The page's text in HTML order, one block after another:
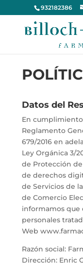
932182386
Datos del
En
Reglamento
679/2016 en
Ley Orgánica 3/
de Protección de
de derechos
de Servicios de
de Comercio
informamos que
personales
Web
Razón social:
Dirección: Enric